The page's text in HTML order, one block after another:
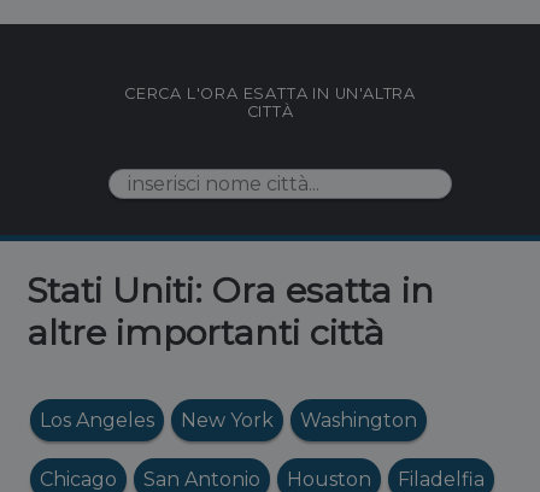
CERCA L'ORA ESATTA IN UN'ALTRA
CITTÀ
Stati Uniti: Ora esatta in
altre importanti città
Los Angeles New York Washington
Chicago San Antonio Houston Filadelfia